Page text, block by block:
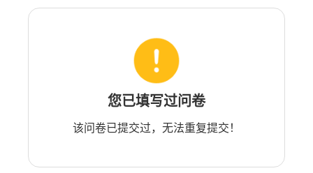
您已填写过问卷
该问卷已提交过，无法重复提交！